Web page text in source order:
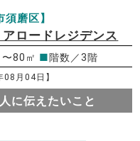
須磨区】
ロードレジデンス
80㎡ ■階数／3階
08月04日】
に伝えたいこと